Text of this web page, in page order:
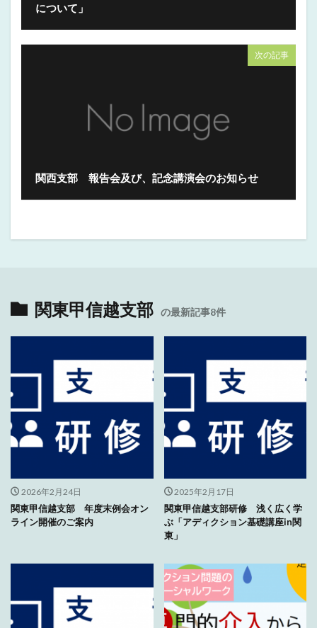
について」
次の記事
関西支部 報告会及び、記念講演会のお知らせ
関東甲信越支部 の最新記事8件
2026年2月24日
関東甲信越支部 年度末例会オン
ライン開催のご案内
2025年2月17日
関東甲信越支部研修 浅く広く学
ぶ「アディクション基礎講座in関
東」